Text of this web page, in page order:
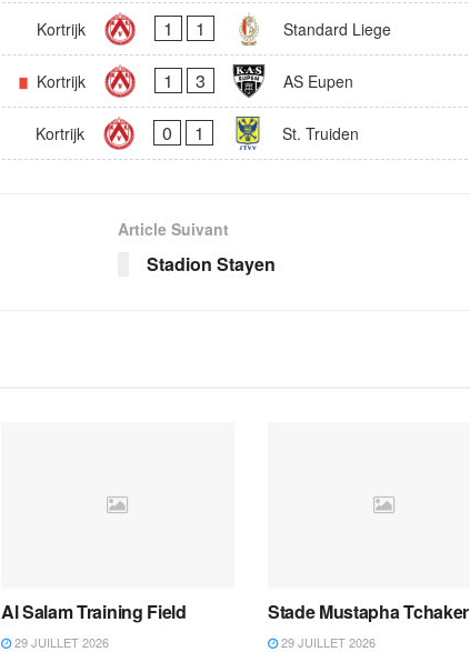
Kortrijk 1 1 Standard Liege
Kortrijk 1 3 AS Eupen
Kortrijk 0 1 St. Truiden
Article Suivant
Stadion Stayen
Al Salam Training Field
29 JUILLET 2026
Stade Mustapha Tchaker
29 JUILLET 2026